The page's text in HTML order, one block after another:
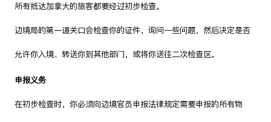
所有抵达加拿大的旅客都要经过初步检查。
边境局的第一道关口会检查你的证件，询问一些问题，然后决定是否
允许你入境、转送你到其他部门，或将你送往二次检查区。
申报义务
在初步检查时，你必须向边境官员申报法律规定需要申报的所有物